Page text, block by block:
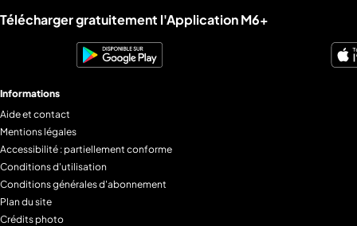
Liens utiles M6+.
Télécharger gratuitement l'Application M6+
Informations
Aide et contact
Mentions légales
Accessibilité : partiellement conforme
Conditions d'utilisation
Conditions générales d'abonnement
Plan du site
Crédits photo